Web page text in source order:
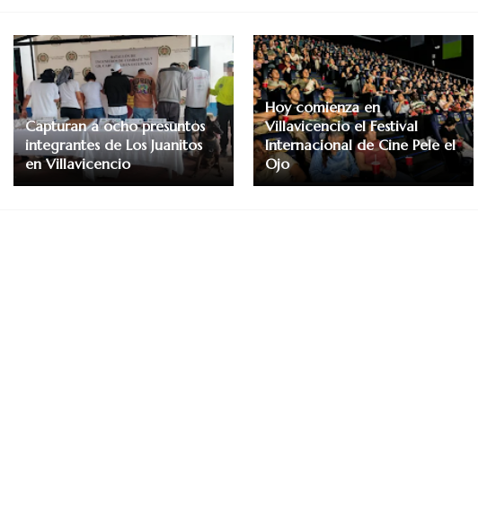
Capturan a ocho presuntos
integrantes de Los Juanitos
en Villavicencio
Hoy comienza en
Villavicencio el Festival
Internacional de Cine Pele el
Ojo